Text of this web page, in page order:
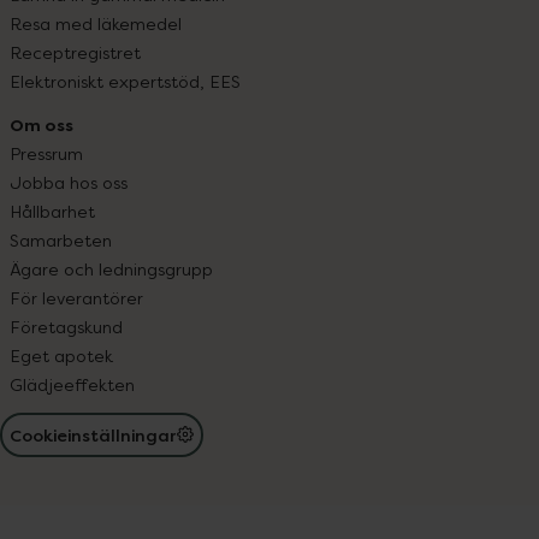
Resa med läkemedel
Receptregistret
Elektroniskt expertstöd, EES
Om oss
Pressrum
Jobba hos oss
Hållbarhet
Samarbeten
Ägare och ledningsgrupp
För leverantörer
Företagskund
Eget apotek
Glädjeeffekten
Cookieinställningar